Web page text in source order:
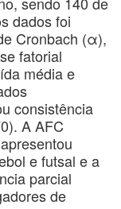
dados foi
Cronbach (α),
fatorial
média e
consistência
A AFC
e futsal e a
parcial
de